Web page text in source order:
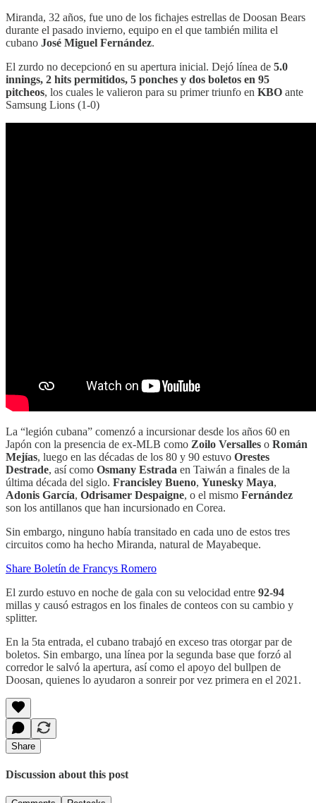
Miranda, 32 años, fue uno de los fichajes estrellas de Doosan Bears
durante el pasado invierno, equipo en el que también milita el
cubano José Miguel Fernández.
El zurdo no decepcionó en su apertura inicial. Dejó línea de 5.0
innings, 2 hits permitidos, 5 ponches y dos boletos en 95
pitcheos, los cuales le valieron para su primer triunfo en KBO ante
Samsung Lions (1-0)
La “legión cubana” comenzó a incursionar desde los años 60 en
Japón con la presencia de ex-MLB como Zoilo Versalles o Román
Mejías, luego en las décadas de los 80 y 90 estuvo Orestes
Destrade, así como Osmany Estrada en Taiwán a finales de la
última década del siglo. Francisley Bueno, Yunesky Maya,
Adonis García, Odrisamer Despaigne, o el mismo Fernández
son los antillanos que han incursionado en Corea.
Sin embargo, ninguno había transitado en cada uno de estos tres
circuitos como ha hecho Miranda, natural de Mayabeque.
Share Boletín de Francys Romero
El zurdo estuvo en noche de gala con su velocidad entre 92-94
millas y causó estragos en los finales de conteos con su cambio y
splitter.
En la 5ta entrada, el cubano trabajó en exceso tras otorgar par de
boletos. Sin embargo, una línea por la segunda base que forzó al
corredor le salvó la apertura, así como el apoyo del bullpen de
Doosan, quienes lo ayudaron a sonreir por vez primera en el 2021.
Share
Discussion about this post